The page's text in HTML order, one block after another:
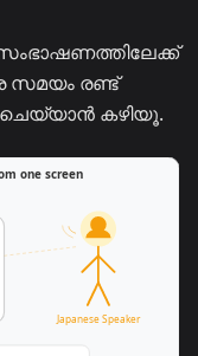
സമയം രണ്ട്
ചെയ്യാൻ കഴിയൂ.